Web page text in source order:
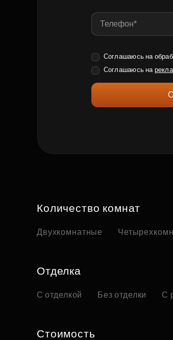
Соглашаюсь на
Соглашаюсь на
Количество комнат
Двухкомнатные
Отделка
С отделкой Без отделки С
Стоимость